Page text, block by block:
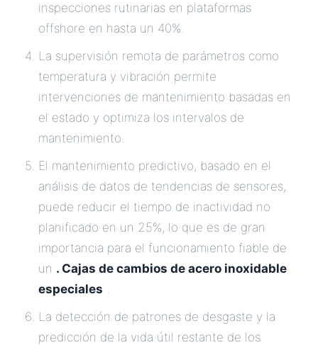
inspecciones rutinarias en plataformas
offshore en hasta un 40%.
La supervisión remota de parámetros como
temperatura y vibración permite
intervenciones de mantenimiento basadas en
el estado y optimiza los intervalos de
mantenimiento.
El mantenimiento predictivo, basado en el
análisis de datos de tendencias de sensores,
puede reducir el tiempo de inactividad no
planificado en un 25%, lo que es de gran
importancia para el funcionamiento fiable de
un . Cajas de cambios de acero inoxidable
especiales .
La detección de patrones de desgaste y la
predicción de la vida útil restante de los